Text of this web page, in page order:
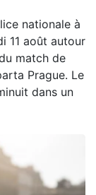
nationale à
11 août autour
match de
Prague. Le
dans un